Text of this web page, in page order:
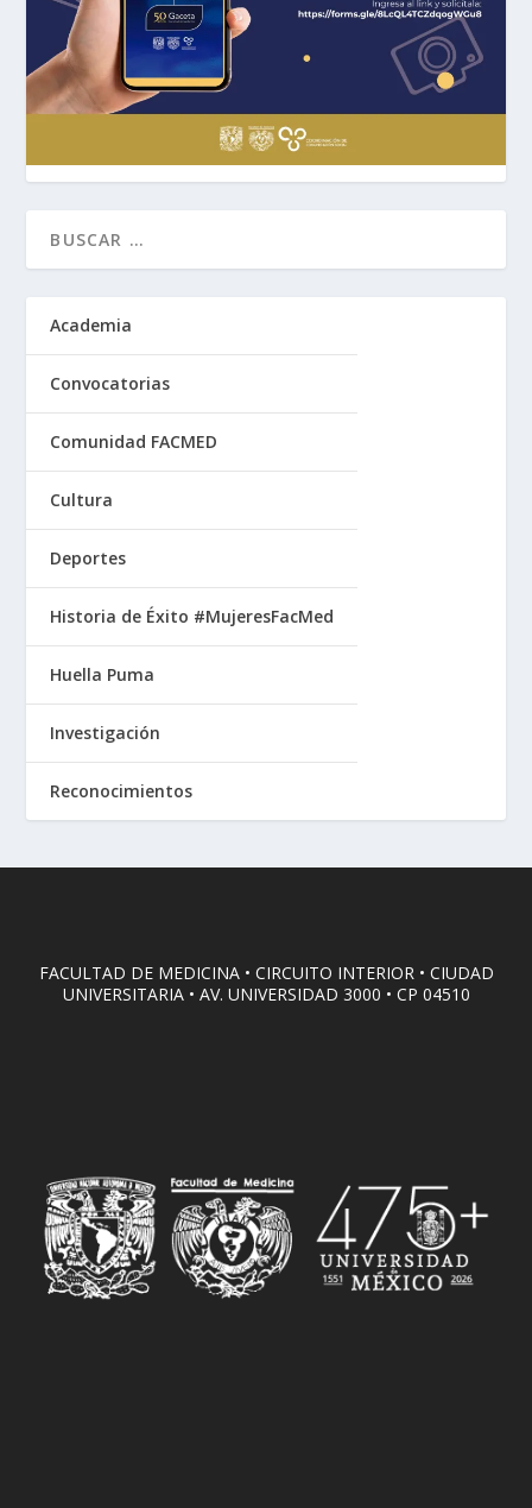
Academia
Convocatorias
Comunidad FACMED
Cultura
Deportes
Historia de Éxito #MujeresFacMed
Huella Puma
Investigación
Reconocimientos
FACULTAD DE MEDICINA • CIRCUITO INTERIOR • CIUDAD
UNIVERSITARIA • AV. UNIVERSIDAD 3000 • CP 04510